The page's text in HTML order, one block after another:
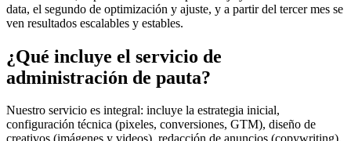
data, el segundo de optimización y ajuste, y a partir del tercer mes se
ven resultados escalables y estables.
¿Qué incluye el servicio de
administración de pauta?
Nuestro servicio es integral: incluye la estrategia inicial,
configuración técnica (pixeles, conversiones, GTM), diseño de